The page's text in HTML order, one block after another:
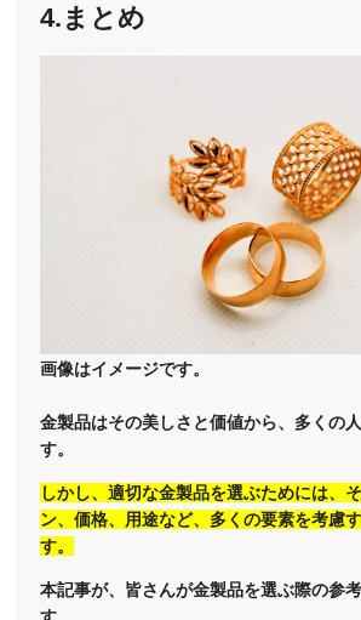
4.まとめ
画像はイメージです。
金製品はその美しさと価値から、多くの
す。
しかし、適切な金製品を選ぶためには、
ン、価格、用途など、多くの要素を考慮
す。
本記事が、皆さんが金製品を選ぶ際の参